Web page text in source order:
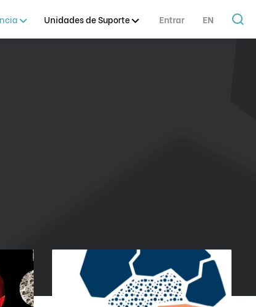
Unidades de Suporte Entrar EN